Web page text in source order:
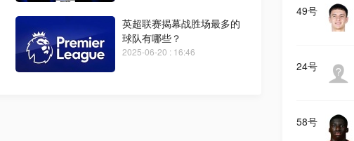
英超联赛揭幕战胜场最多的
球队有哪些？
2025-06-20 : 16:46
49号
24号
58号